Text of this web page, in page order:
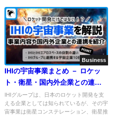
Business
IHIの宇宙事業まとめ － ロケッ
ト・衛星・国内外企業との連携
を解説
IHIグループは、日本のロケット開発を支
える企業としては知られているが、その宇
宙事業は衛星コンステレーション、衛星推